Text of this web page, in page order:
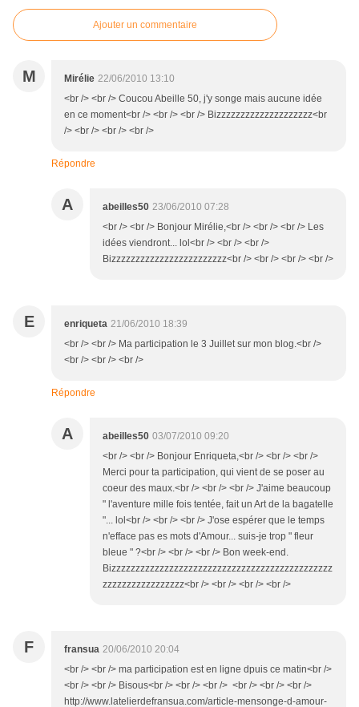
Ajouter un commentaire
M Mirélie 22/06/2010 13:10
<br /> <br /> Coucou Abeille 50, j'y songe mais aucune idée
en ce moment<br /> <br /> <br /> Bizzzzzzzzzzzzzzzzzzzz<br
/> <br /> <br /> <br />
Répondre
A abeilles50 23/06/2010 07:28
<br /> <br /> Bonjour Mirélie,<br /> <br /> <br /> Les
idées viendront... lol<br /> <br /> <br />
Bizzzzzzzzzzzzzzzzzzzzzzzz<br /> <br /> <br /> <br />
E enriqueta 21/06/2010 18:39
<br /> <br /> Ma participation le 3 Juillet sur mon blog.<br />
<br /> <br /> <br />
Répondre
A abeilles50 03/07/2010 09:20
<br /> <br /> Bonjour Enriqueta,<br /> <br /> <br />
Merci pour ta participation, qui vient de se poser au
coeur des maux.<br /> <br /> <br /> J'aime beaucoup
" l'aventure mille fois tentée, fait un Art de la bagatelle
"... lol<br /> <br /> <br /> J'ose espérer que le temps
n'efface pas es mots d'Amour... suis-je trop " fleur
bleue " ?<br /> <br /> <br /> Bon week-end.
Bizzzzzzzzzzzzzzzzzzzzzzzzzzzzzzzzzzzzzzzzzzzzzz
zzzzzzzzzzzzzzzzz<br /> <br /> <br /> <br />
F fransua 20/06/2010 20:04
<br /> <br /> ma participation est en ligne dpuis ce matin<br />
<br /> <br /> Bisous<br /> <br /> <br /> <br /> <br /> <br />
http://www.latelierdefransua.com/article-mensonge-d-amour-